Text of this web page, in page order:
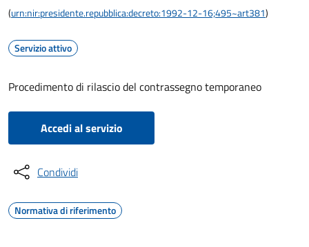
(urn:nir:presidente.repubblica:decreto:1992-12-16;495~art381)
Servizio attivo
Procedimento di rilascio del contrassegno temporaneo
Accedi al servizio
Condividi
Normativa di riferimento